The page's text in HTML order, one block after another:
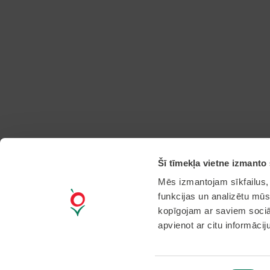
Šī tīmekļa vietne izmanto
Mēs izmantojam
funkcijas un analizētu
kopīgojam ar saviem
apvienot ar citu